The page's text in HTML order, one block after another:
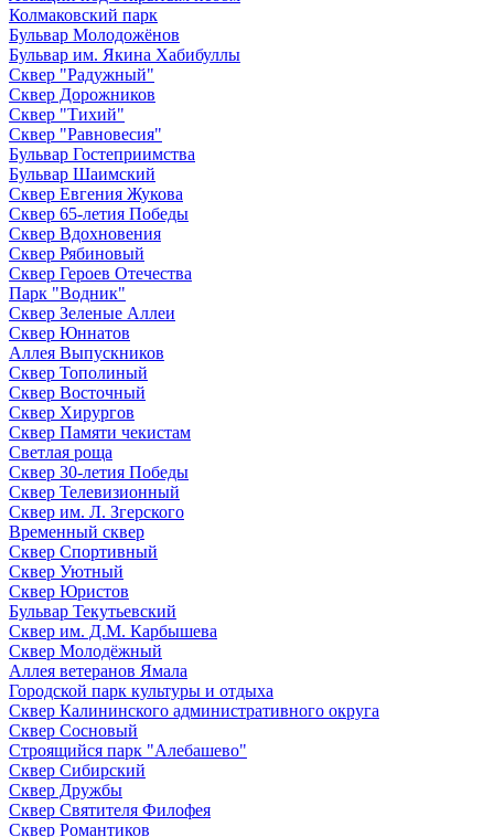
Колмаковский парк
Бульвар Молодожёнов
Бульвар им. Якина Хабибуллы
Сквер "Радужный"
Сквер Дорожников
Сквер "Тихий"
Cквер "Равновесия"
Бульвар Гостеприимства
Бульвар Шаимский
Сквер Евгения Жукова
Сквер 65-летия Победы
Сквер Вдохновения
Сквер Рябиновый
Сквер Героев Отечества
Парк "Водник"
Сквер Зеленые Аллеи
Сквер Юннатов
Аллея Выпускников
Сквер Тополиный
Сквер Восточный
Сквер Хирургов
Сквер Памяти чекистам
Светлая роща
Сквер 30-летия Победы
Сквер Телевизионный
Сквер им. Л. Згерского
Временный сквер
Сквер Спортивный
Сквер Уютный
Сквер Юристов
Бульвар Текутьевский
Сквер им. Д.М. Карбышева
Сквер Молодёжный
Аллея ветеранов Ямала
Городской парк культуры и отдыха
Сквер Калининского административного округа
Сквер Сосновый
Строящийся парк "Алебашево"
Сквер Сибирский
Сквер Дружбы
Сквер Святителя Филофея
Сквер Романтиков